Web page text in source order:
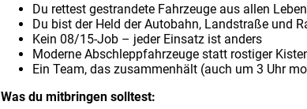
Du rettest gestrandete Fahrzeuge aus allen
Du bist der Held der Autobahn, Landstraße und
Kein 08/15-Job – jeder Einsatz ist anders
Moderne Abschleppfahrzeuge statt rostiger
Ein Team, das zusammenhält (auch um 3 Uhr
Was du mitbringen solltest: